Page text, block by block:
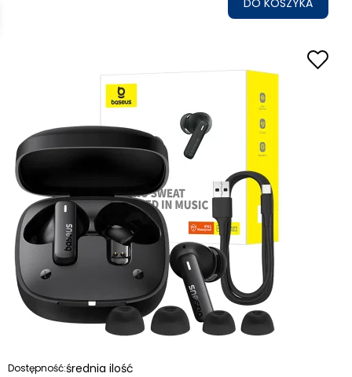
DO KOSZYKA
Dostępność:średnia ilość